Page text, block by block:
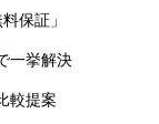
保証」
一挙解決
較提案